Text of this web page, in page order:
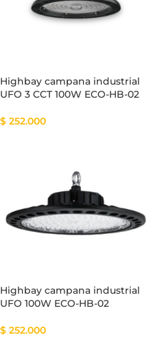
Highbay campana industrial
UFO 3 CCT 100W ECO-HB-02
$ 252.000
Highbay campana industrial
UFO 100W ECO-HB-02
$ 252.000